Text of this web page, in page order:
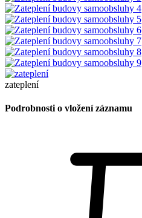
zateplení
Podrobnosti o vložení záznamu